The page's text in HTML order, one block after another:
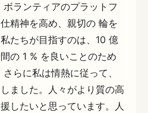
ランティアのプラットフ
精神を高め、親切の 輪を
たちが目指すのは、10 億
の 1 % を良いことのため
らに私は情熱に従って、
ました。人々がより質の高
したいと思っています。人